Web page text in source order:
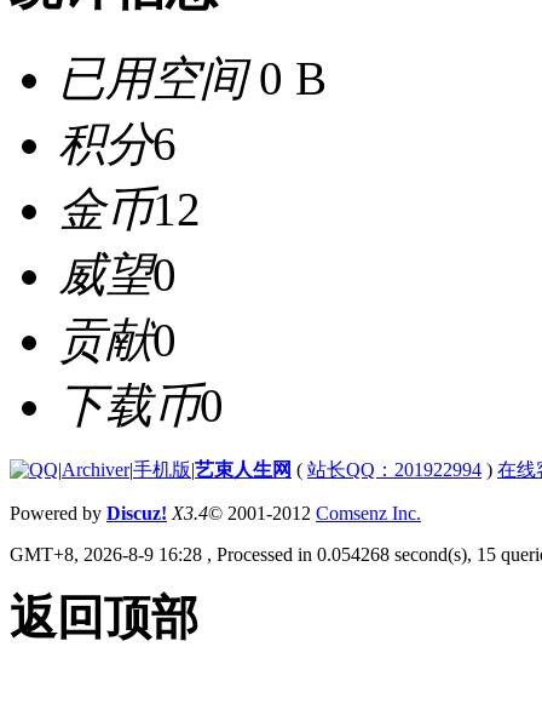
已用空间0 B
积分6
金币12
威望0
贡献0
下载币0
|Archiver|手机版|艺束人生网 ( 站长QQ：201922994 ) 在线
Powered by Discuz! X3.4© 2001-2012 Comsenz Inc.
GMT+8, 2026-8-9 16:28 , Processed in 0.054268 second(s), 15
返回顶部